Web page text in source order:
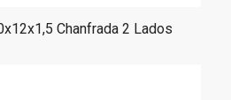
Chanfrada 2 Lados